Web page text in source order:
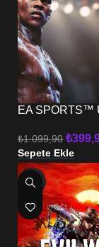
EA SPORTS™
₺1.099,90 ₺
Sepete Ekle
-74%